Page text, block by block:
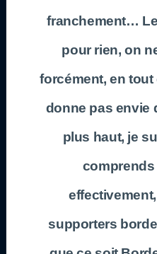
franchement…
pour rien, on
forcément, en tout
donne pas envie
plus haut, je
comprends
supporters